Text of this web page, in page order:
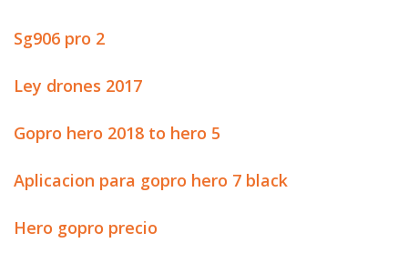
Sg906 pro 2
Ley drones 2017
Gopro hero 2018 to hero 5
Aplicacion para gopro hero 7 black
Hero gopro precio